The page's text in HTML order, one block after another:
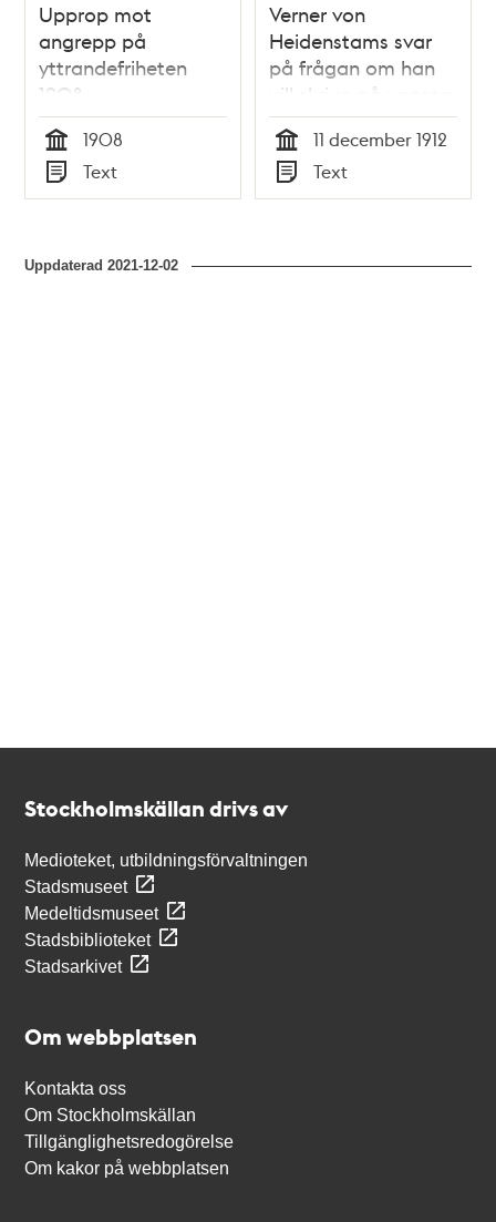
Upprop mot
angrepp på
yttrandefriheten
1908
Tid
1908
Typ
Text
Verner von
Heidenstams svar
på frågan om han
vill skriva på upprop
för yttrandefrihet
1908
Tid
11 december 1912
Typ
Text
Uppdaterad2021-12-02
Stockholmskällan drivs av
Medioteket, utbildningsförvaltningen
Stadsmuseet
Medeltidsmuseet
Stadsbiblioteket
Stadsarkivet
Om webbplatsen
Kontakta oss
Om Stockholmskällan
Tillgänglighetsredogörelse
Om kakor på webbplatsen